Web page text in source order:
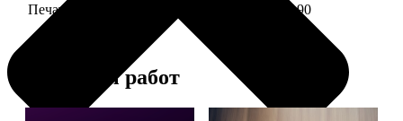
Печать фото на тарелке диаметром 20 см
1190
Примеры работ